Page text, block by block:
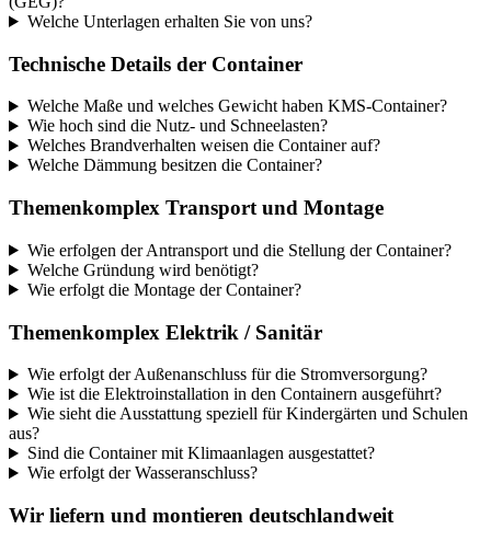
Welche Unterlagen erhalten Sie von uns?
Technische Details der Container
Welche Maße und welches Gewicht haben KMS-Container?
Wie hoch sind die Nutz- und Schneelasten?
Welches Brandverhalten weisen die Container auf?
Welche Dämmung besitzen die Container?
Themenkomplex Transport und Montage
Wie erfolgen der Antransport und die Stellung der Container?
Welche Gründung wird benötigt?
Wie erfolgt die Montage der Container?
Themenkomplex Elektrik / Sanitär
Wie erfolgt der Außenanschluss für die Stromversorgung?
Wie ist die Elektroinstallation in den Containern ausgeführt?
Wie sieht die Ausstattung speziell für Kindergärten und Schulen
aus?
Sind die Container mit Klimaanlagen ausgestattet?
Wie erfolgt der Wasseranschluss?
Wir liefern und montieren deutschlandweit